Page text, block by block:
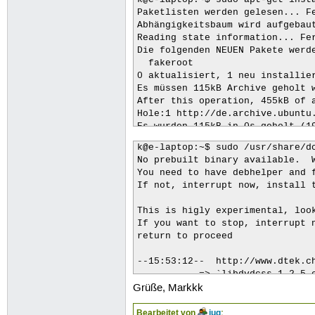
  po-debconf
0 aktualisiert, 8 neu
Es müssen 3624kB Archive geholt
After this operation, 12,6MB
Möchten Sie fortfahren [J/n]? j
Hole:1 http://
Hole:2 http://
Hole:3 http://
Hole:4 http://
Hole:5 http://
Hole:7 http://
Hole:8 http://
Es wurden 3624kB in 5s geholt
Wähle vormals abgewähltes
Entpacke libtimedate-perl
Wähle vormals abgewähltes
Entpacke patch (aus .../
Entpacke dpkg-dev (aus .../
Wähle vormals abgewähltes
Entpacke html2text (aus .../
Wähle vormals abgewähltes
Entpacke gettext (aus .../
Paketlisten werden gelesen...
Abhängigkeitsbaum wird
Reading state information...
Die folgenden NEUEN Pakete
  fakeroot
0 aktualisiert, 1 neu
Es müssen 115kB Archive geholt
After this operation, 455kB of
Hole:1 http://
Es wurden 115kB in 0s geholt
Wähle vormals abgewähltes
(Lese Datenbank ... 98212
Entpacke fakeroot (aus .../
Richte fakeroot ein
k@e-laptop:~$ sudo /usr/
No prebuilt binary
You need to have debhelper
If not, interrupt now, install
This is higly experimental,
If you want to stop, interrupt
return to proceed
--15:53:12--  http://
=>
Auflösen des Hostnamen
HTTP Anforderung gesendet,
Grüße, Markkk